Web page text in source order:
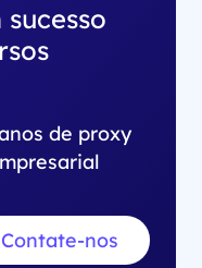
de proxy
Contate-nos